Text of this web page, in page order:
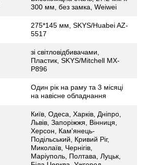
300 мм, без замка, Weiwei
275*145 мм, SKYS/Huabei AZ-
5517
зі світловідбивачами,
Пластик, SKYS/Mitchell MX-
P896
Один рік на раму та 3 місяці
на навісне обладнання
Київ, Одеса, Харків, Дніпро,
Львів, Запоріжжя, Вінниця,
Херсон, Кам'янець-
Подільський, Кривий Ріг,
Миколаїв, Чернігів,
Маріуполь, Полтава, Луцьк,